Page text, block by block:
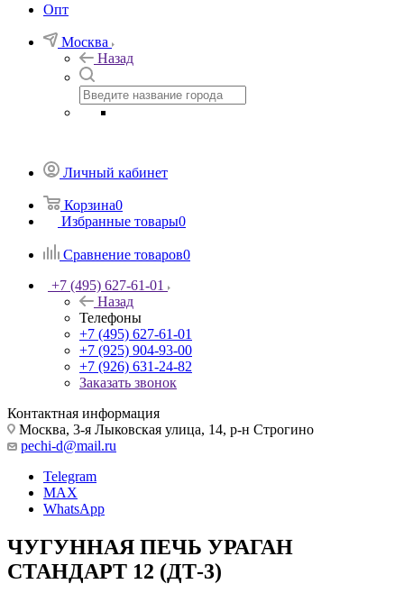
Опт
Москва
Назад
Личный кабинет
Корзина0
Избранные товары0
Сравнение товаров0
+7 (495) 627-61-01
Назад
Телефоны
+7 (495) 627-61-01
+7 (925) 904-93-00
+7 (926) 631-24-82
Заказать звонок
Контактная информация
Москва, 3-я Лыковская улица, 14, р-н Строгино
pechi-d@mail.ru
Telegram
MAX
WhatsApp
ЧУГУННАЯ ПЕЧЬ УРАГАН
СТАНДАРТ 12 (ДТ-3)